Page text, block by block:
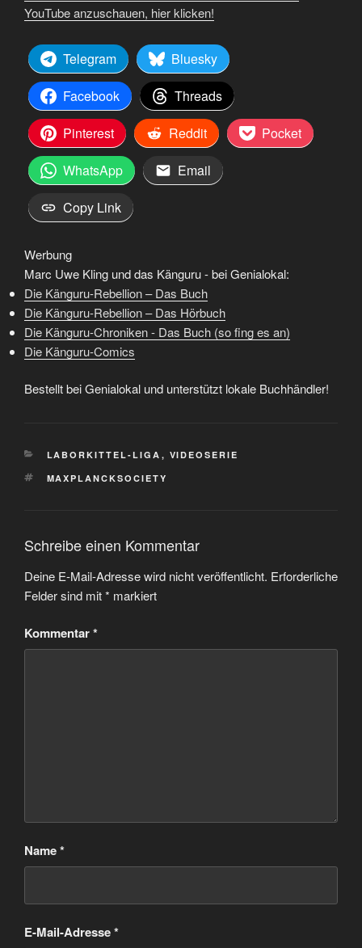
YouTube anzuschauen, hier klicken!
Telegram
Bluesky
Facebook
Threads
Pinterest
Reddit
Pocket
WhatsApp
Email
Copy Link
Werbung
Marc Uwe Kling und das Känguru - bei Genialokal:
Die Känguru-Rebellion – Das Buch
Die Känguru-Rebellion – Das Hörbuch
Die Känguru-Chroniken - Das Buch (so fing es an)
Die Känguru-Comics
Bestellt bei Genialokal und unterstützt lokale Buchhändler!
KATEGORIEN
LABORKITTEL-LIGA , VIDEOSERIE
SCHLAGWÖRTER
MAXPLANCKSOCIETY
Schreibe einen Kommentar
Deine E-Mail-Adresse wird nicht veröffentlicht. Erforderliche
Felder sind mit* markiert
Kommentar*
Name*
E-Mail-Adresse*